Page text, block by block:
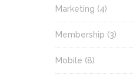
Marketing (4)
Membership (3)
Mobile (8)